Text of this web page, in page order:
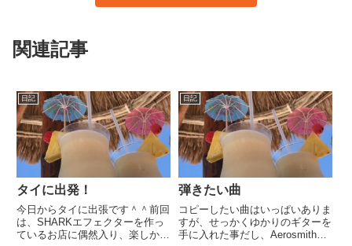
関連記事
日記
タイに出発！
今日からタイに出張です＾＾前回
は、SHARKエフェクターを作っ
ているお店に偶然入り、楽しかっ
日記
弾きたい曲
コピーしたい曲はいっぱいありま
すが、せっかくゆかりのギターを
手に入れた事だし、Aerosmithと